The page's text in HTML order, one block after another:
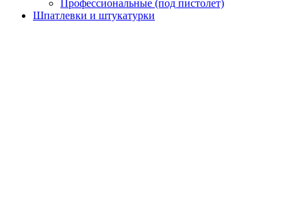
Профессиональные (под пистолет)
Шпатлевки и штукатурки